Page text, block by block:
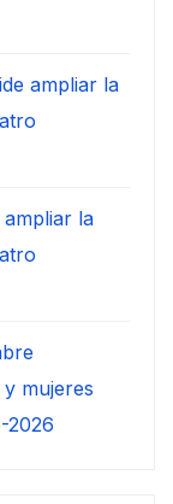
ampliar la
ampliar la
mujeres
2026